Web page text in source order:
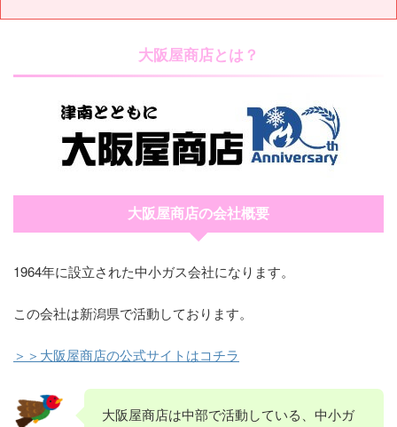
大阪屋商店とは？
大阪屋商店の会社概要
1964年に設立された中小ガス会社になります。
この会社は新潟県で活動しております。
＞＞大阪屋商店の公式サイトはコチラ
大阪屋商店は中部で活動している、中小ガ